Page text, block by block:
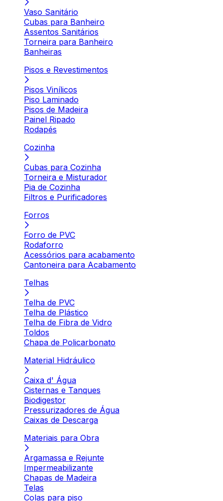
Vaso Sanitário
Cubas para Banheiro
Assentos Sanitários
Torneira para Banheiro
Banheiras
Pisos e Revestimentos
Pisos Vinílicos
Piso Laminado
Pisos de Madeira
Painel Ripado
Rodapés
Cozinha
Cubas para Cozinha
Torneira e Misturador
Pia de Cozinha
Filtros e Purificadores
Forros
Forro de PVC
Rodaforro
Acessórios para acabamento
Cantoneira para Acabamento
Telhas
Telha de PVC
Telha de Plástico
Telha de Fibra de Vidro
Toldos
Chapa de Policarbonato
Material Hidráulico
Caixa d' Água
Cisternas e Tanques
Biodigestor
Pressurizadores de Água
Caixas de Descarga
Materiais para Obra
Argamassa e Rejunte
Impermeabilizante
Chapas de Madeira
Telas
Colas para piso